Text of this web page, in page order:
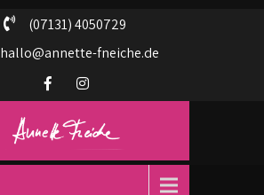
(07131) 4050729
hallo@annette-fneiche.de